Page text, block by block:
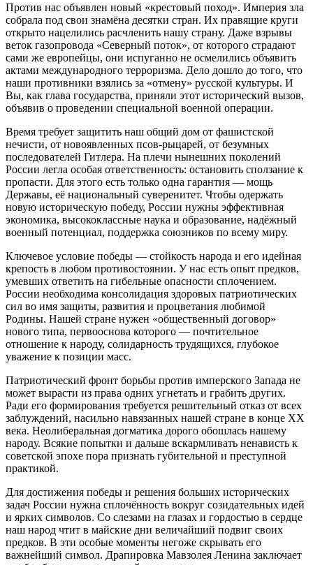
Против нас объявлен новый «крестовый поход». Империя зла
собрала под свои знамёна десятки стран. Их правящие круги
открыто нацелились расчленить нашу страну. Даже взрывы
веток газопровода «Северный поток», от которого страдают
сами же европейцы, они испуганно не осмелились объявить
актами международного терроризма. Дело дошло до того, что
наши противники взялись за «отмену» русской культуры. И
Вы, как глава государства, приняли этот исторический вызов,
объявив о проведении специальной военной операции.
Время требует защитить наш общий дом от фашистской
нечисти, от новоявленных псов-рыцарей, от безумных
последователей Гитлера. На плечи нынешних поколений
России легла особая ответственность: остановить сползание к
пропасти. Для этого есть только одна гарантия — мощь
Державы, её национальный суверенитет. Чтобы одержать
новую историческую победу, России нужны эффективная
экономика, высококлассные наука и образование, надёжный
военный потенциал, поддержка союзников по всему миру.
Ключевое условие победы — стойкость народа и его идейная
крепость в любом противостоянии. У нас есть опыт предков,
умевших ответить на гибельные опасности сплочением.
России необходима консолидация здоровых патриотических
сил во имя защиты, развития и процветания любимой
Родины. Нашей стране нужен «общественный договор»
нового типа, первооснова которого — почтительное
отношение к народу, солидарность трудящихся, глубокое
уважение к позиции масс.
Патриотический фронт борьбы против имперского Запада не
может вырасти из права одних угнетать и грабить других.
Ради его формирования требуется решительный отказ от всех
заблуждений, насильно навязанных нашей стране в конце ХХ
века. Неолиберальная догматика дорого обошлась нашему
народу. Всякие попытки и дальше вскармливать ненависть к
советской эпохе пора признать губительной и преступной
практикой.
Для достижения победы и решения больших исторических
задач России нужна сплочённость вокруг созидательных идей
и ярких символов. Со слезами на глазах и гордостью в сердце
наш народ чтит в майские дни величайший подвиг своих
предков. В эти особые моменты негоже скрывать его
важнейший символ. Драпировка Мавзолея Ленина заключает